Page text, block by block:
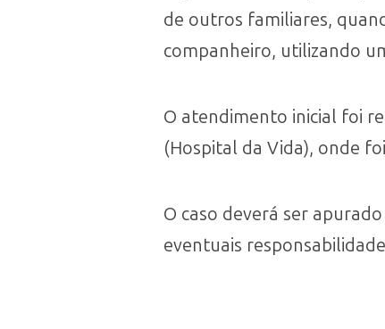
de outros familiares,
companheiro, utilizando
O atendimento inicial foi
(Hospital da Vida), onde
O caso deverá ser
eventuais